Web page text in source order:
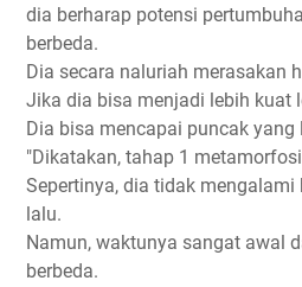
dia berharap potensi
berbeda.
Dia secara naluriah merasakan
Jika dia bisa menjadi lebih kuat
Dia bisa mencapai puncak yang
"Dikatakan, tahap 1
Sepertinya, dia tidak
lalu.
Namun, waktunya sangat awal
berbeda.